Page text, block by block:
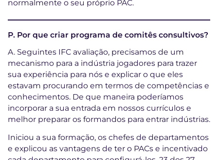
normalmente o seu próprio PAC.
P. Por que criar programa de comitês consultivos?
A. Seguintes IFC avaliação, precisamos de um
mecanismo para a indústria jogadores para trazer
sua experiência para nós e explicar o que eles
estavam procurando em termos de competências e
conhecimentos. De que maneira poderíamos
incorporar a sua entrada em nossos currículos e
melhor preparar os formandos para entrar indústrias.
Iniciou a sua formação, os chefes de departamentos
e explicou as vantagens de ter o PACs e incentivado